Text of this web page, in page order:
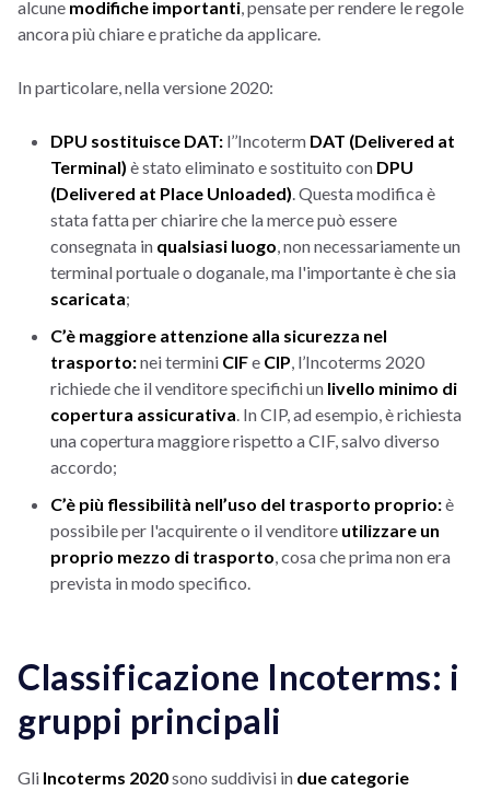
alcune modifiche importanti , pensate per rendere le regole
ancora più chiare e pratiche da applicare.
In particolare, nella versione 2020:
DPU sostituisce DAT: l’’Incoterm DAT (Delivered at
Terminal) è stato eliminato e sostituito con DPU
(Delivered at Place Unloaded) . Questa modifica è
stata fatta per chiarire che la merce può essere
consegnata in qualsiasi luogo , non necessariamente un
terminal portuale o doganale, ma l'importante è che sia
scaricata;
C’è maggiore attenzione alla sicurezza nel
trasporto:nei termini CIFe CIP , l’Incoterms 2020
richiede che il venditore specifichi un livello minimo di
copertura assicurativa . In CIP, ad esempio, è richiesta
una copertura maggiore rispetto a CIF, salvo diverso
accordo;
C’è più flessibilità nell’uso del trasporto proprio:è
possibile per l'acquirente o il venditore utilizzare un
proprio mezzo di trasporto , cosa che prima non era
prevista in modo specifico.
Classificazione Incoterms: i
gruppi principali
Gli Incoterms 2020sono suddivisi in due categorie